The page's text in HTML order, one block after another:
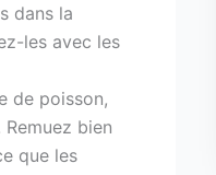
dans la
les avec les
de poisson,
bien
que les